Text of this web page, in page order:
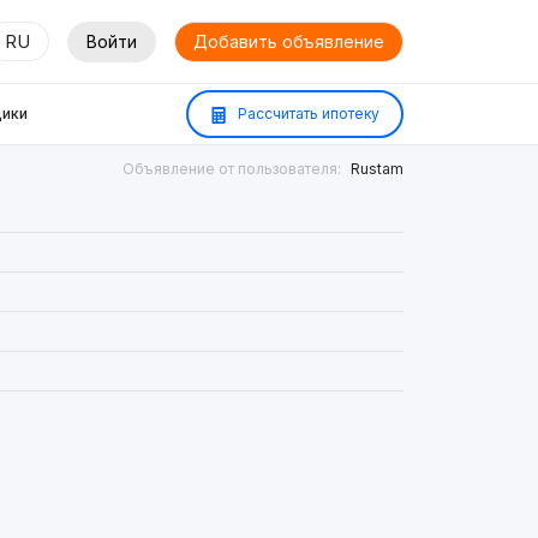
RU Войти Добавить объявление
Рассчитать ипотеку
Объявление от пользователя: Rustam